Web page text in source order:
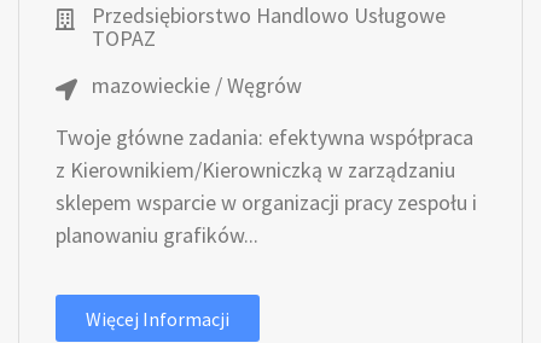
Przedsiębiorstwo Handlowo Usługowe
TOPAZ
mazowieckie / Węgrów
Twoje główne zadania: efektywna współpraca
z Kierownikiem/Kierowniczką w zarządzaniu
sklepem wsparcie w organizacji pracy zespołu i
planowaniu grafików...
Więcej Informacji